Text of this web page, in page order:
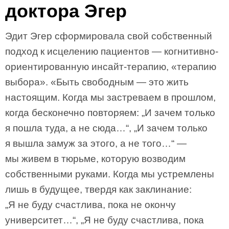
доктора Эгер
Эдит Эгер сформировала свой собственный
подход к исцелению пациентов — когнитивно-
ориентированную инсайт-терапию, «терапию
выбора». «Быть свободным — это жить
настоящим. Когда мы застреваем в прошлом,
когда бесконечно повторяем: „И зачем только
я пошла туда, а не сюда…“, „И зачем только
я вышла замуж за этого, а не того…“ —
мы живем в тюрьме, которую возводим
собственными руками. Когда мы устремлены
лишь в будущее, твердя как заклинание:
„Я не буду счастлива, пока не окончу
университет…“, „Я не буду счастлива, пока